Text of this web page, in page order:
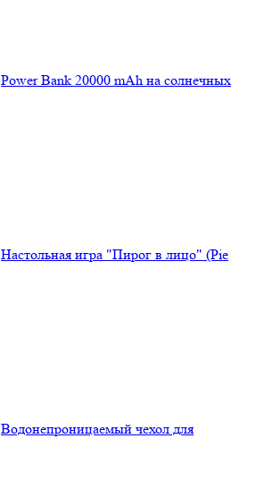
Power Bank 20000 mAh на солнечных
Настольная игра "Пирог в лицо" (Pie
Водонепроницаемый чехол для